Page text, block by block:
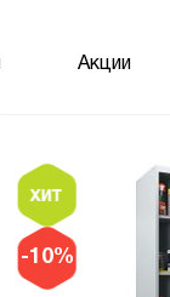
Акции
-10%